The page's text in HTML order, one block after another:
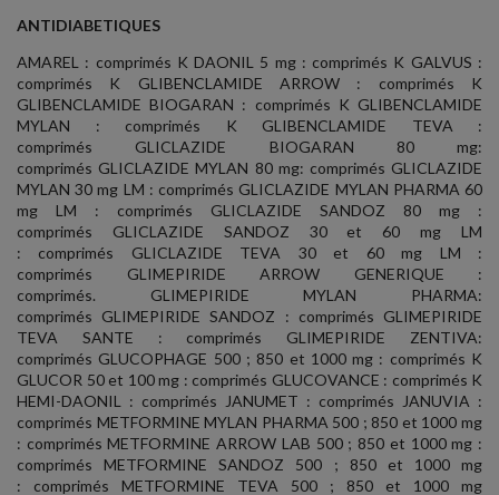
ANTIDIABETIQUES
AMAREL : comprimés K DAONIL 5 mg : comprimés K GALVUS :
comprimés K GLIBENCLAMIDE ARROW : comprimés K
GLIBENCLAMIDE BIOGARAN : comprimés K GLIBENCLAMIDE
MYLAN : comprimés K GLIBENCLAMIDE TEVA :
comprimés GLICLAZIDE BIOGARAN 80 mg:
comprimés GLICLAZIDE MYLAN 80 mg: comprimés GLICLAZIDE
MYLAN 30 mg LM : comprimés GLICLAZIDE MYLAN PHARMA 60
mg LM : comprimés GLICLAZIDE SANDOZ 80 mg :
comprimés GLICLAZIDE SANDOZ 30 et 60 mg LM
: comprimés GLICLAZIDE TEVA 30 et 60 mg LM :
comprimés GLIMEPIRIDE ARROW GENERIQUE :
comprimés. GLIMEPIRIDE MYLAN PHARMA:
comprimés GLIMEPIRIDE SANDOZ : comprimés GLIMEPIRIDE
TEVA SANTE : comprimés GLIMEPIRIDE ZENTIVA:
comprimés GLUCOPHAGE 500 ; 850 et 1000 mg : comprimés K
GLUCOR 50 et 100 mg : comprimés GLUCOVANCE : comprimés K
HEMI-DAONIL : comprimés JANUMET : comprimés JANUVIA :
comprimés METFORMINE MYLAN PHARMA 500 ; 850 et 1000 mg
: comprimés METFORMINE ARROW LAB 500 ; 850 et 1000 mg :
comprimés METFORMINE SANDOZ 500 ; 850 et 1000 mg
: comprimés METFORMINE TEVA 500 ; 850 et 1000 mg